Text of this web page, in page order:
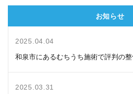
お知らせ
2025.04.04
和泉市にあるむちうち施術で評判の
2025.03.31